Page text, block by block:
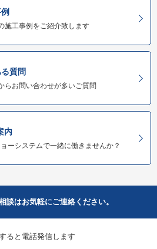
施工事例をご紹介致します
質問
らお問い合わせが多いご質問
内
ーシステムで一緒に働きませんか？
談はお気軽にご連絡ください。
ると電話発信します